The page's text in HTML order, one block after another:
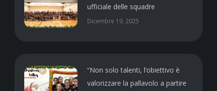
ufficiale delle squadre
Dicembre 19, 2025
“Non solo talenti, l’obiettivo è
valorizzare la pallavolo a partire